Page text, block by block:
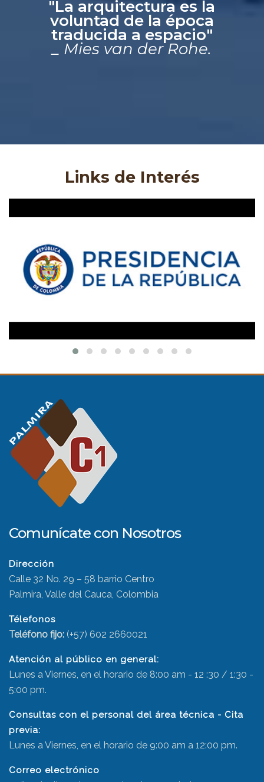
"La arquitectura es la
voluntad de la época
traducida a espacio"
_ Mies van der Rohe.
Links de Interés
Comunícate con Nosotros
Dirección
Calle 32 No. 29 – 58 barrio Centro
Palmira, Valle del Cauca, Colombia
Télefonos
Teléfono fijo: (+57) 602 2660021
Atención al público en general:
Lunes a Viernes, en el horario de 8:00 am - 12 :30 / 1:30 -
5:00 pm.
Consultas con el personal del área técnica - Cita
previa:
Lunes a Viernes, en el horario de 9:00 am a 12:00 pm.
Correo electrónico